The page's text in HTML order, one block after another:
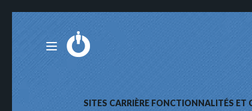
SITES CARRIÈRE FONCTIONNALITÉS ET